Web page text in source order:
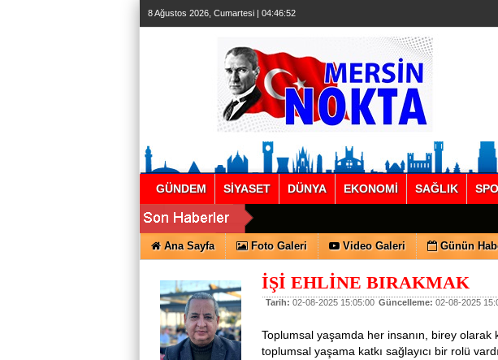
8 Ağustos 2026, Cumartesi | 04:46:52
GÜNDEM SİYASET DÜNYA EKONOMİ SAĞLIK
Ana Sayfa Foto Galeri Video Galeri Günün
İŞİ EHLİNE BIRAKMAK
Tarih: 02-08-2025 15:05:00 Güncelleme: 02-08-2025
Toplumsal yaşamda her insanın, birey olarak
toplumsal yaşama katkı sağlayıcı bir rolü